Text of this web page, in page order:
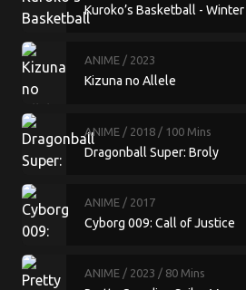
Kuroko’s Basketball -
ANIME / 2023
Kizuna no Allele
ANIME / 2018 / 100 Mins
Dragonball Super: Broly
ANIME / 2017
Cyborg 009: Call of Justice
ANIME / 2023 / 80 Mins